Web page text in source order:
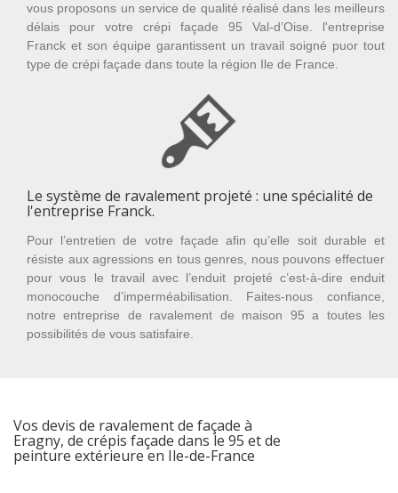
vous proposons un service de qualité réalisé dans les meilleurs
délais pour votre crépi façade 95 Val-d’Oise. l'entreprise
Franck et son équipe garantissent un travail soigné puor tout
type de crépi façade dans toute la région Ile de France.
Le système de ravalement projeté : une spécialité de
l'entreprise Franck.
Pour l’entretien de votre façade afin qu’elle soit durable et
résiste aux agressions en tous genres, nous pouvons effectuer
pour vous le travail avec l’enduit projeté c’est-à-dire enduit
monocouche d’imperméabilisation. Faites-nous confiance,
notre entreprise de ravalement de maison 95 a toutes les
possibilités de vous satisfaire.
Vos devis de ravalement de façade à
Eragny, de crépis façade dans le 95 et de
peinture extérieure en Ile-de-France